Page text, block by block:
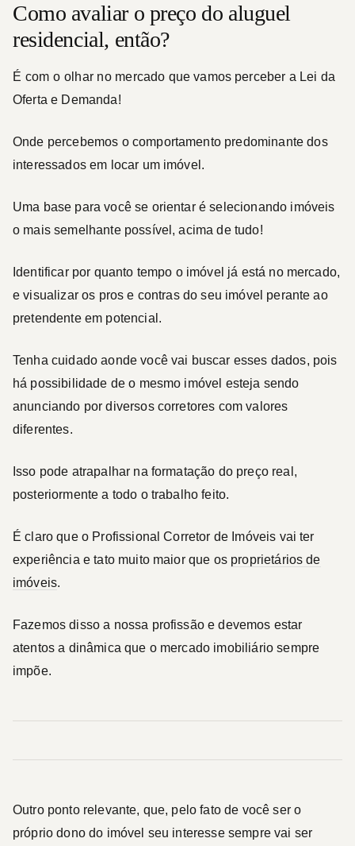
Como avaliar o preço do aluguel
residencial, então?
É com o olhar no mercado que vamos perceber a Lei da
Oferta e Demanda!
Onde percebemos o comportamento predominante dos
interessados em locar um imóvel.
Uma base para você se orientar é selecionando imóveis
o mais semelhante possível, acima de tudo!
Identificar por quanto tempo o imóvel já está no mercado,
e visualizar os pros e contras do seu imóvel perante ao
pretendente em potencial.
Tenha cuidado aonde você vai buscar esses dados, pois
há possibilidade de o mesmo imóvel esteja sendo
anunciando por diversos corretores com valores
diferentes.
Isso pode atrapalhar na formatação do preço real,
posteriormente a todo o trabalho feito.
É claro que o Profissional Corretor de Imóveis vai ter
experiência e tato muito maior que os proprietários de
imóveis.
Fazemos disso a nossa profissão e devemos estar
atentos a dinâmica que o mercado imobiliário sempre
impõe.
Outro ponto relevante, que, pelo fato de você ser o
próprio dono do imóvel seu interesse sempre vai ser